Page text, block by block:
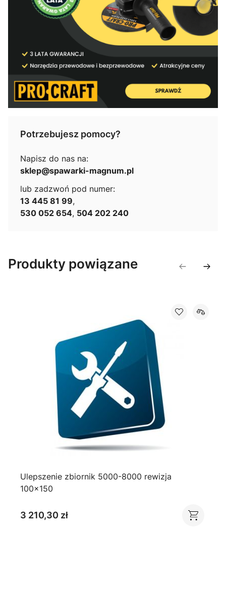
Potrzebujesz pomocy?
Napisz do nas na:
sklep@spawarki-magnum.pl
lub zadzwoń pod numer:
13 445 81 99,
530 052 654, 504 202 240
Produkty powiązane
Ulepszenie zbiornik 5000-8000 rewizja
100x150
3 210,30 zł